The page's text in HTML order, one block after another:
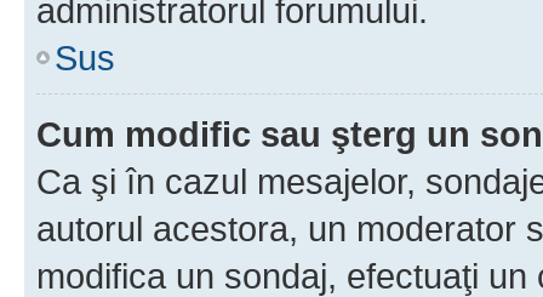
administratorul forumului.
Sus
Cum modific sau şterg un
Ca şi în cazul mesajelor,
autorul acestora, un moderator
modifica un sondaj, efectuaţi